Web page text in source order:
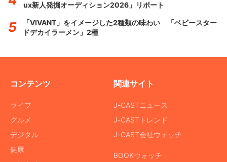
ux新人発掘オーディション2026」リポート
「VIVANT」をイメージした2種類の味わい 「ベビースター
ドデカイラーメン」2種
コンテンツ
ライフ
グルメ
デジタル
健康
関連サイト
J-CASTニュース
J-CASTトレンド
J-CAST会社ウォッチ
BOOKウォッチ